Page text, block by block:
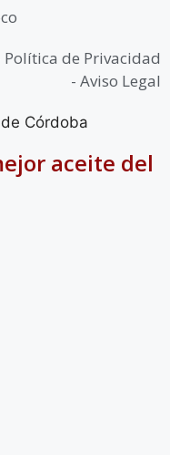
Política de Privacidad
- Aviso Legal
aceite del